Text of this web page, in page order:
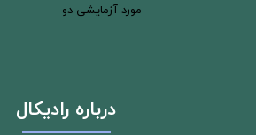
مورد آزمایشی دو
درباره رادیکال